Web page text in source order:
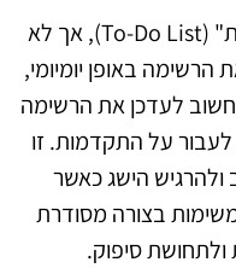
שיטה נוספת היא "רשימת המשימות" (To-Do List), אך לא
באופן יומיומי,
חשוב לעדכן את הרשימה
על התקדמות. זו
הישג כאשר
בצורה מסודרת
ולתחושת סיפוק.